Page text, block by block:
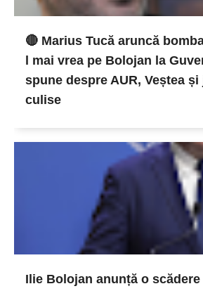
🔴 Marius Tucă aruncă
l mai vrea pe Bolojan la
spune despre AUR, Veștea
culise
Ilie Bolojan anunță o